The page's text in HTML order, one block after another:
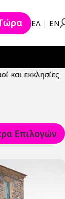
EΛ | ΕΝ
και εκκλησίες
Επιλογών